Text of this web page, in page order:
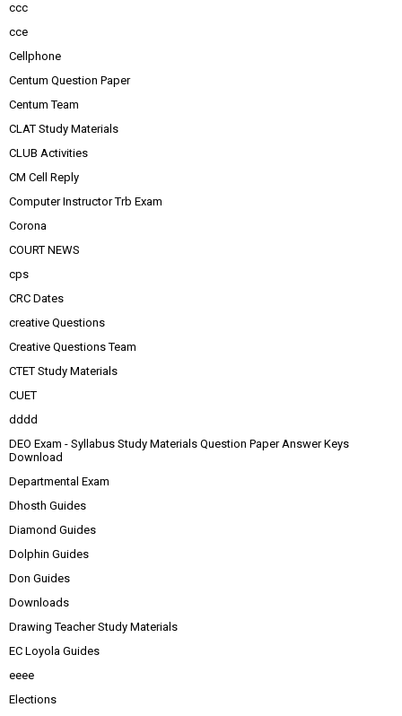
ccc
cce
Cellphone
Centum Question Paper
Centum Team
CLAT Study Materials
CLUB Activities
CM Cell Reply
Computer Instructor Trb Exam
Corona
COURT NEWS
cps
CRC Dates
creative Questions
Creative Questions Team
CTET Study Materials
CUET
dddd
DEO Exam - Syllabus Study Materials Question Paper Answer Keys
Download
Departmental Exam
Dhosth Guides
Diamond Guides
Dolphin Guides
Don Guides
Downloads
Drawing Teacher Study Materials
EC Loyola Guides
eeee
Elections